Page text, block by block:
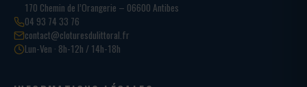
170 Chemin de l’Orangerie – 06600 Antibes
04 93 74 33 76
contact@cloturesdulittoral.fr
Lun-Ven · 8h-12h / 14h-18h